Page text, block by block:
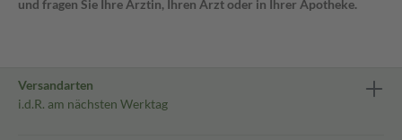
und fragen Sie Ihre Ärztin, Ihren Arzt oder in Ihrer Apotheke.
Versandarten
i.d.R. am nächsten Werktag